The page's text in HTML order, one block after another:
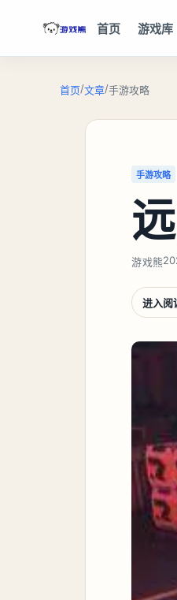
首页 游戏库
首页/文章/手游攻略
手游攻略
游戏熊
进入阅